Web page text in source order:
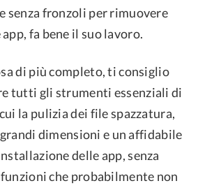
senza fronzoli per rimuovere
fa bene il suo lavoro.
di più completo, ti consiglio
tutti gli strumenti essenziali di
la pulizia dei file spazzatura,
dimensioni e un affidabile
delle app, senza
che probabilmente non